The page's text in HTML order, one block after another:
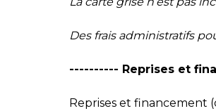
Des frais administratifs
---------- Reprises et
Reprises et financement